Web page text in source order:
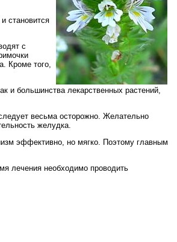
становится
с
Кроме того,
и большинства лекарственных растений,
весьма осторожно. Желательно
желудка.
эффективно, но мягко. Поэтому главным
лечения необходимо проводить